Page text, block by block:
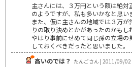
主さんには、３万円という額は絶対
のようですが、私も多いかなと思い
また、仮に主さんの地域では３万
りの取り決めとかがあったのかもし
やはり事前にせめて同じ孫の立場
しておくべきだったと思いました。
高いのでは？ たんごさん | 2011/09/02